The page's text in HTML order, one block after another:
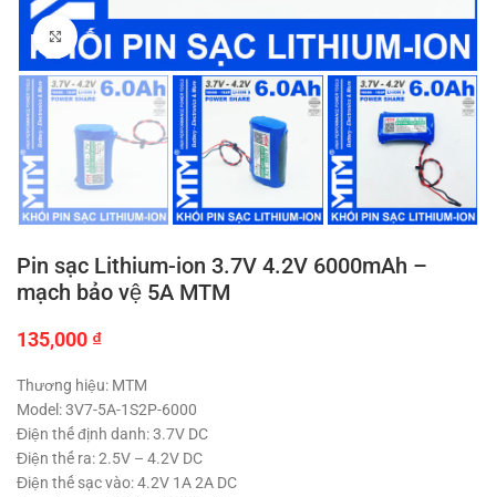
Click to enlarge
Pin sạc Lithium-ion 3.7V 4.2V 6000mAh –
mạch bảo vệ 5A MTM
135,000 ₫
Thương hiệu: MTM
Model: 3V7-5A-1S2P-6000
Điện thế định danh: 3.7V DC
Điện thế ra: 2.5V – 4.2V DC
Điện thế sạc vào: 4.2V 1A 2A DC